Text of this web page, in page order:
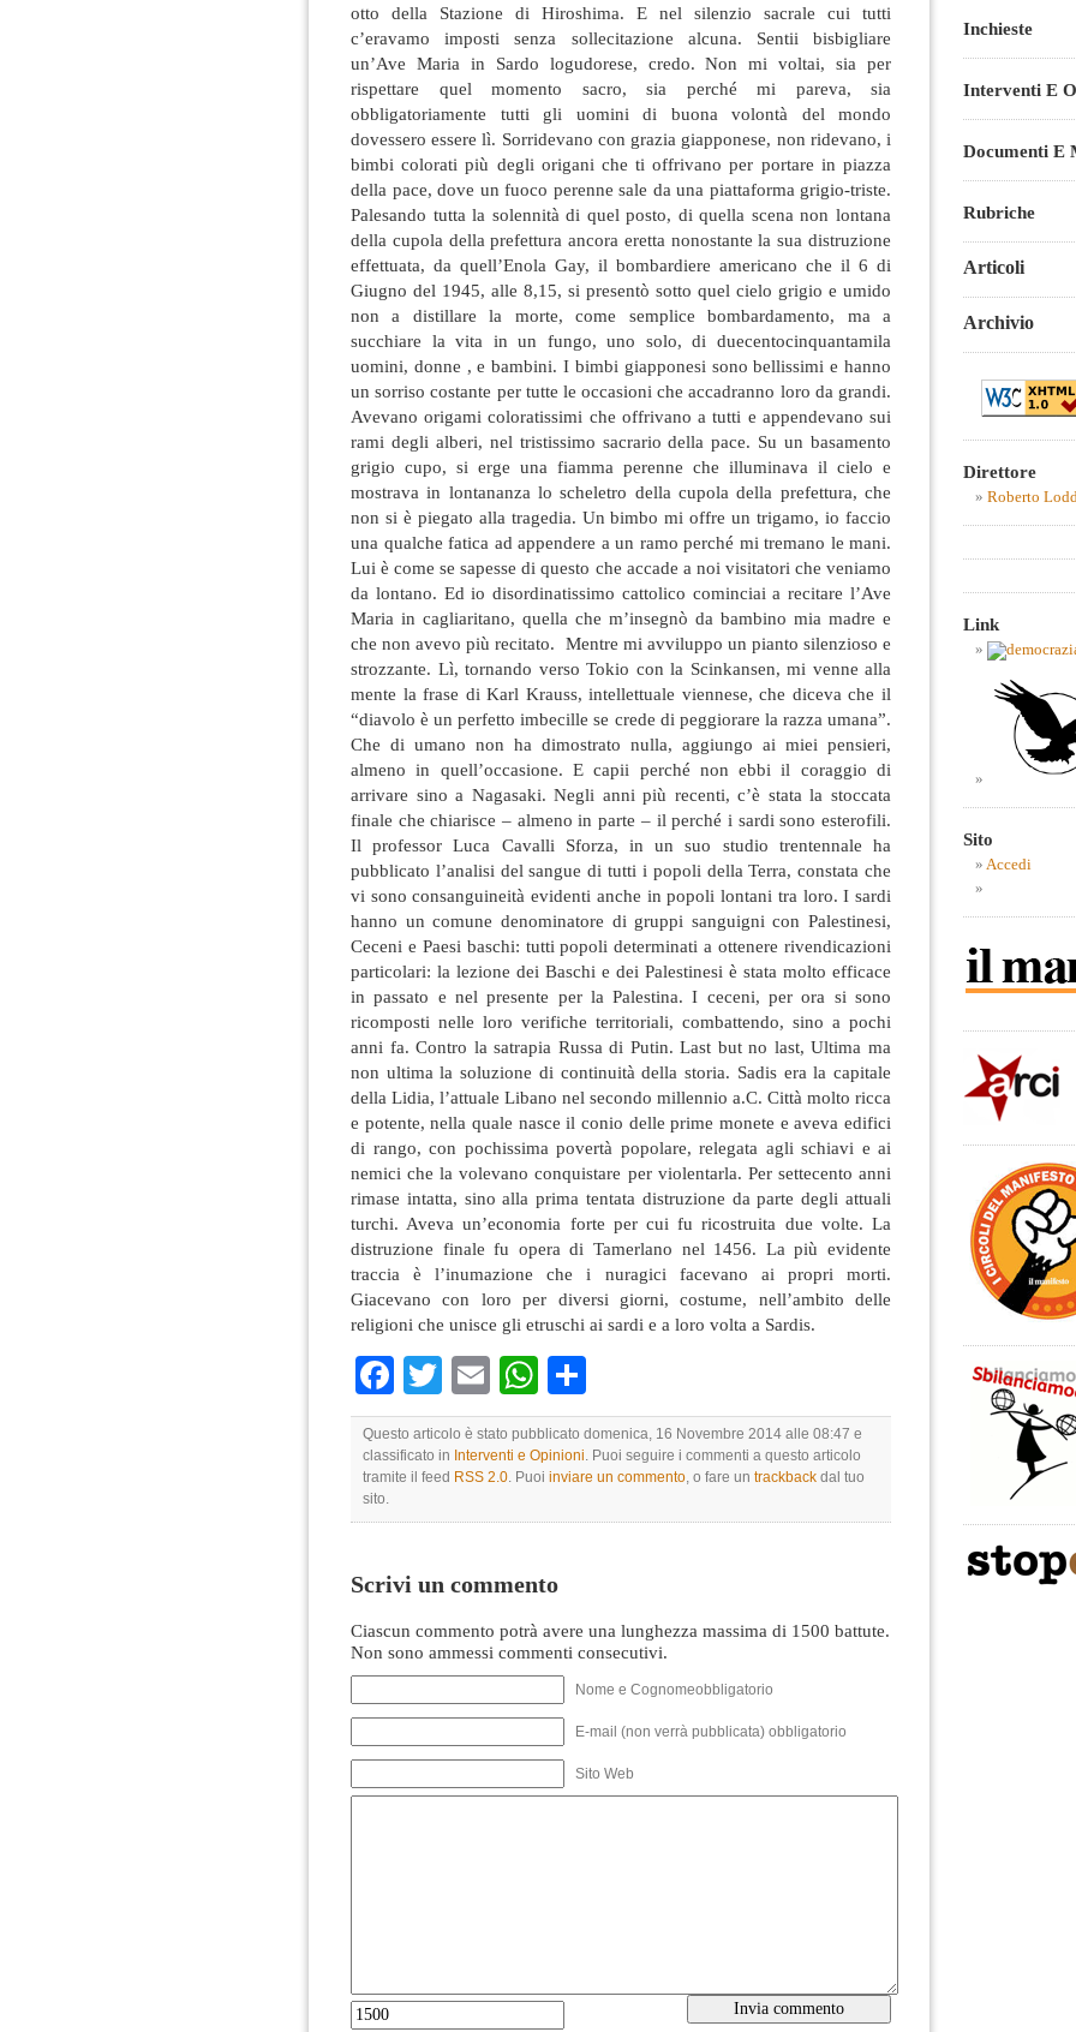
otto della Stazione di Hiroshima. E nel silenzio sacrale cui tutti
c’eravamo imposti senza sollecitazione alcuna. Sentii bisbigliare
un’Ave Maria in Sardo logudorese, credo. Non mi voltai, sia per
rispettare quel momento sacro, sia perché mi pareva, sia
obbligatoriamente tutti gli uomini di buona volontà del mondo
dovessero essere lì. Sorridevano con grazia giapponese, non ridevano, i
bimbi colorati più degli origani che ti offrivano per portare in piazza
della pace, dove un fuoco perenne sale da una piattaforma grigio-triste.
Palesando tutta la solennità di quel posto, di quella scena non lontana
della cupola della prefettura ancora eretta nonostante la sua distruzione
effettuata, da quell’Enola Gay, il bombardiere americano che il 6 di
Giugno del 1945, alle 8,15, si presentò sotto quel cielo grigio e umido
non a distillare la morte, come semplice bombardamento, ma a
succhiare la vita in un fungo, uno solo, di duecentocinquantamila
uomini, donne , e bambini. I bimbi giapponesi sono bellissimi e hanno
un sorriso costante per tutte le occasioni che accadranno loro da grandi.
Avevano origami coloratissimi che offrivano a tutti e appendevano sui
rami degli alberi, nel tristissimo sacrario della pace. Su un basamento
grigio cupo, si erge una fiamma perenne che illuminava il cielo e
mostrava in lontananza lo scheletro della cupola della prefettura, che
non si è piegato alla tragedia. Un bimbo mi offre un trigamo, io faccio
una qualche fatica ad appendere a un ramo perché mi tremano le mani.
Lui è come se sapesse di questo che accade a noi visitatori che veniamo
da lontano. Ed io disordinatissimo cattolico cominciai a recitare l’Ave
Maria in cagliaritano, quella che m’insegnò da bambino mia madre e
che non avevo più recitato. Mentre mi avviluppo un pianto silenzioso e
strozzante. Lì, tornando verso Tokio con la Scinkansen, mi venne alla
mente la frase di Karl Krauss, intellettuale viennese, che diceva che il
“diavolo è un perfetto imbecille se crede di peggiorare la razza umana”.
Che di umano non ha dimostrato nulla, aggiungo ai miei pensieri,
almeno in quell’occasione. E capii perché non ebbi il coraggio di
arrivare sino a Nagasaki. Negli anni più recenti, c’è stata la stoccata
finale che chiarisce – almeno in parte – il perché i sardi sono esterofili.
Il professor Luca Cavalli Sforza, in un suo studio trentennale ha
pubblicato l’analisi del sangue di tutti i popoli della Terra, constata che
vi sono consanguineità evidenti anche in popoli lontani tra loro. I sardi
hanno un comune denominatore di gruppi sanguigni con Palestinesi,
Ceceni e Paesi baschi: tutti popoli determinati a ottenere rivendicazioni
particolari: la lezione dei Baschi e dei Palestinesi è stata molto efficace
in passato e nel presente per la Palestina. I ceceni, per ora si sono
ricomposti nelle loro verifiche territoriali, combattendo, sino a pochi
anni fa. Contro la satrapia Russa di Putin. Last but no last, Ultima ma
non ultima la soluzione di continuità della storia. Sadis era la capitale
della Lidia, l’attuale Libano nel secondo millennio a.C. Città molto ricca
e potente, nella quale nasce il conio delle prime monete e aveva edifici
di rango, con pochissima povertà popolare, relegata agli schiavi e ai
nemici che la volevano conquistare per violentarla. Per settecento anni
rimase intatta, sino alla prima tentata distruzione da parte degli attuali
turchi. Aveva un’economia forte per cui fu ricostruita due volte. La
distruzione finale fu opera di Tamerlano nel 1456. La più evidente
traccia è l’inumazione che i nuragici facevano ai propri morti.
Giacevano con loro per diversi giorni, costume, nell’ambito delle
religioni che unisce gli etruschi ai sardi e a loro volta a Sardis.
Facebook
TwitterEmailWhatsApp
Questo articolo è stato pubblicato domenica, 16 Novembre 2014 alle 08:47 e
classificato in Interventi e Opinioni. Puoi seguire i commenti a questo articolo
tramite il feed RSS 2.0. Puoi inviare un commento, o fare un trackback dal tuo
sito.
Scrivi un commento
Ciascun commento potrà avere una lunghezza massima di 1500 battute.
Non sono ammessi commenti consecutivi.
Nome e Cognomeobbligatorio
E-mail (non verrà pubblicata) obbligatorio
Sito Web
Inchieste
Interventi E
Documenti E
Rubriche
Articoli
Archivio
Direttore
Roberto
Link
Sito
Accedi